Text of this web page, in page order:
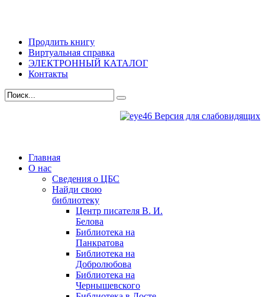
Продлить книгу
Виртуальная справка
ЭЛЕКТРОННЫЙ КАТАЛОГ
Контакты
Версия для слабовидящих
Главная
О нас
Сведения о ЦБС
Найди свою
библиотеку
Центр писателя В. И.
Белова
Библиотека на
Панкратова
Библиотека на
Добролюбова
Библиотека на
Чернышевского